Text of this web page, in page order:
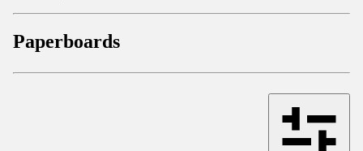
Paperboards